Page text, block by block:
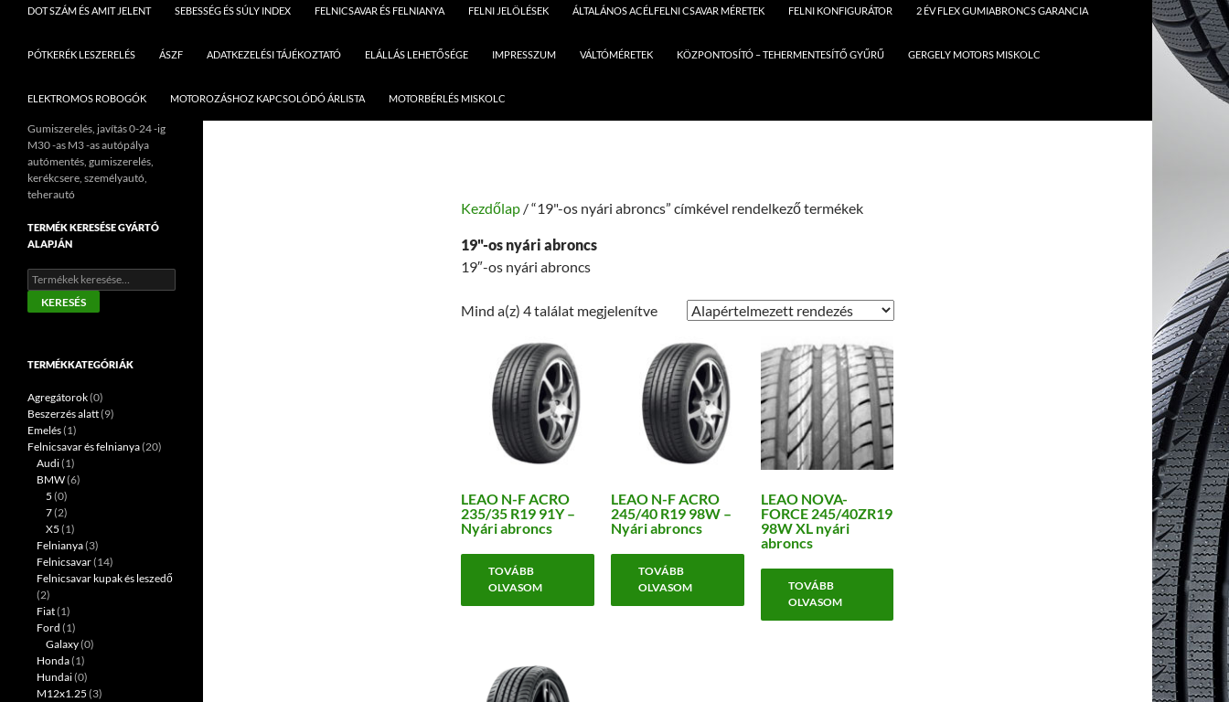
DOT SZÁM ÉS AMIT JELENT SEBESSÉG ÉS SÚLY INDEX FELNICSAVAR ÉS FELNIANYA FELNI JELÖLÉSEK ÁLTALÁNOS ACÉLFELNI CSAVAR MÉRETEK FELNI KONFIGURÁTOR 2 ÉV FLEX GUMIABRONCS GARANCIA
PÓTKERÉK LESZERELÉS ÁSZF ADATKEZELÉSI TÁJÉKOZTATÓ ELÁLLÁS LEHETŐSÉGE IMPRESSZUM VÁLTÓMÉRETEK KÖZPONTOSÍTÓ – TEHERMENTESÍTŐ GYŰRŰ GERGELY MOTORS MISKOLC
ELEKTROMOS ROBOGÓK MOTOROZÁSHOZ KAPCSOLÓDÓ ÁRLISTA MOTORBÉRLÉS MISKOLC
Kezdőlap / “19"-os nyári abroncs” címkével rendelkező termékek
19"-os nyári abroncs
19″-os nyári abroncs
Mind a(z) 4 találat megjelenítve
LEAO N-F ACRO
235/35 R19 91Y –
Nyári abroncs
TOVÁBB
OLVASOM
LEAO N-F ACRO
245/40 R19 98W –
Nyári abroncs
TOVÁBB
OLVASOM
LEAO NOVA-
FORCE 245/40ZR19
98W XL nyári
abroncs
TOVÁBB
OLVASOM
Gumiszerelés, javítás 0-24 -ig
M30 -as M3 -as autópálya
autómentés, gumiszerelés,
kerékcsere, személyautó,
teherautó
TERMÉK KERESÉSE GYÁRTÓ
ALAPJÁN
Keresés
a
következőre:
KERESÉS
TERMÉKKATEGÓRIÁK
Agregátorok(0)
Beszerzés alatt(9)
Emelés(1)
Felnicsavar és felnianya(20)
Audi(1)
BMW(6)
5 (0)
7(2)
X5 (1)
Felnianya(3)
Felnicsavar(14)
Felnicsavar kupak és leszedő
(2)
Fiat(1)
Ford (1)
Galaxy(0)
Honda(1)
Hundai(0)
M12x1.25 (3)